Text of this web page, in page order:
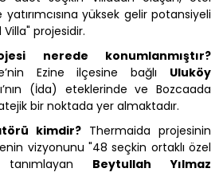
yüksek gelir potansiyeli
projesidir.
nerede konumlanmıştır?
Ezine ilçesine bağlı Uluköy
(İda) eteklerinde ve Bozcaada
bir noktada yer almaktadır.
kimdir? Thermaida projesinin
vizyonunu "48 seçkin ortaklı özel
Beytullah Yılmaz